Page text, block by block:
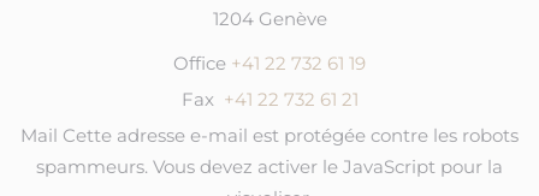
1204 Genève
Office +41 22 732 61 19
Fax +41 22 732 61 21
Mail Cette adresse e-mail est protégée contre les robots
spammeurs. Vous devez activer le JavaScript pour la